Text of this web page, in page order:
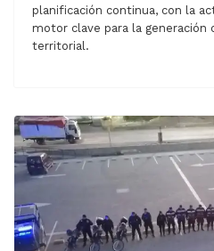
planificación continua, con la
motor clave para la
territorial.